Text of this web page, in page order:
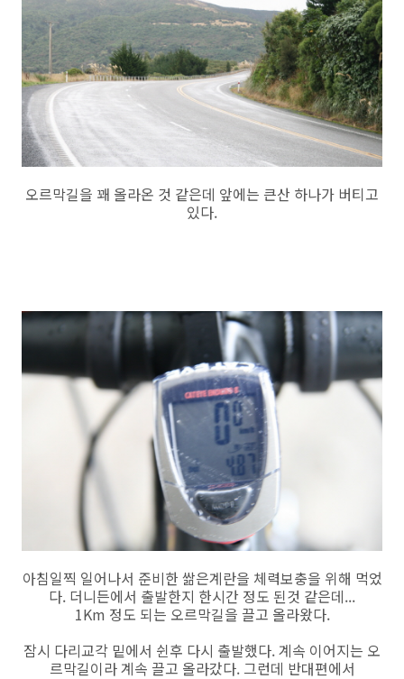
오르막길을 꽤 올라온 것 같은데 앞에는 큰산 하나가 버티고
있다.
아침일찍 일어나서 준비한 쌂은계란을 체력보충을 위해 먹었
다. 더니든에서 출발한지 한시간 정도 된것 같은데...
1Km 정도 되는 오르막길을 끌고 올라왔다.
잠시 다리교각 밑에서 쉰후 다시 출발했다. 계속 이어지는 오
르막길이라 계속 끌고 올라갔다. 그런데 반대편에서